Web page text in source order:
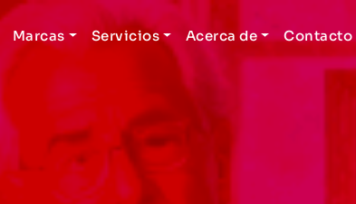
Marcas Servicios Acerca de Contacto